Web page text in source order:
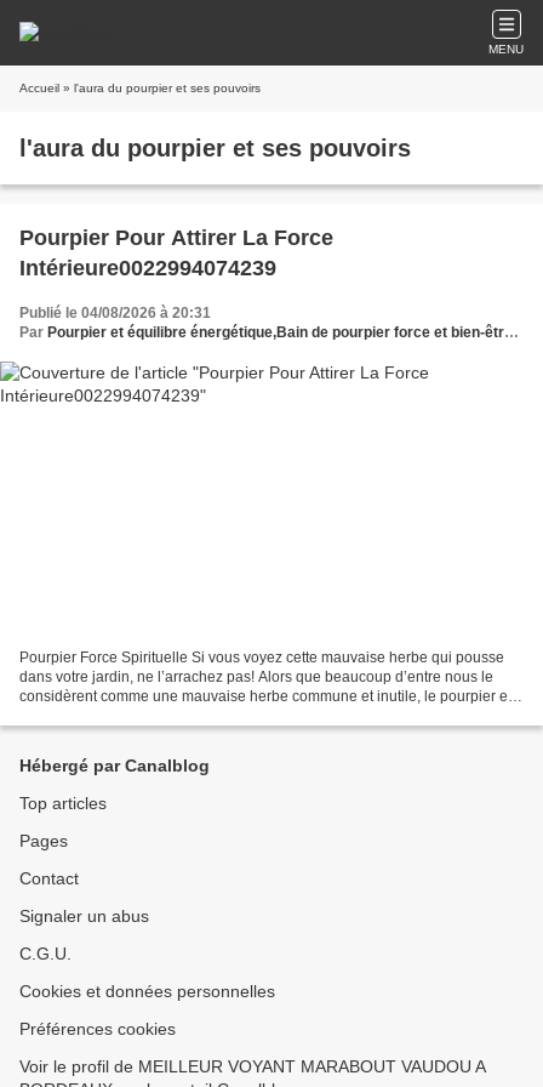
MENU
Accueil » l'aura du pourpier et ses pouvoirs
l'aura du pourpier et ses pouvoirs
Pourpier Pour Attirer La Force
Intérieure0022994074239
Publié le 04/08/2026 à 20:31
Par Pourpier et équilibre énergétique,Bain de pourpier force et bien-être,Pourpier protection spirituelle,
Pourpier Force Spirituelle Si vous voyez cette mauvaise herbe qui pousse
dans votre jardin, ne l’arrachez pas! Alors que beaucoup d’entre nous le
considèrent comme une mauvaise herbe commune et inutile, le pourpier est
Hébergé par Canalblog
Top articles
Pages
Contact
Signaler un abus
C.G.U.
Cookies et données personnelles
Préférences cookies
Voir le profil de MEILLEUR VOYANT MARABOUT VAUDOU A